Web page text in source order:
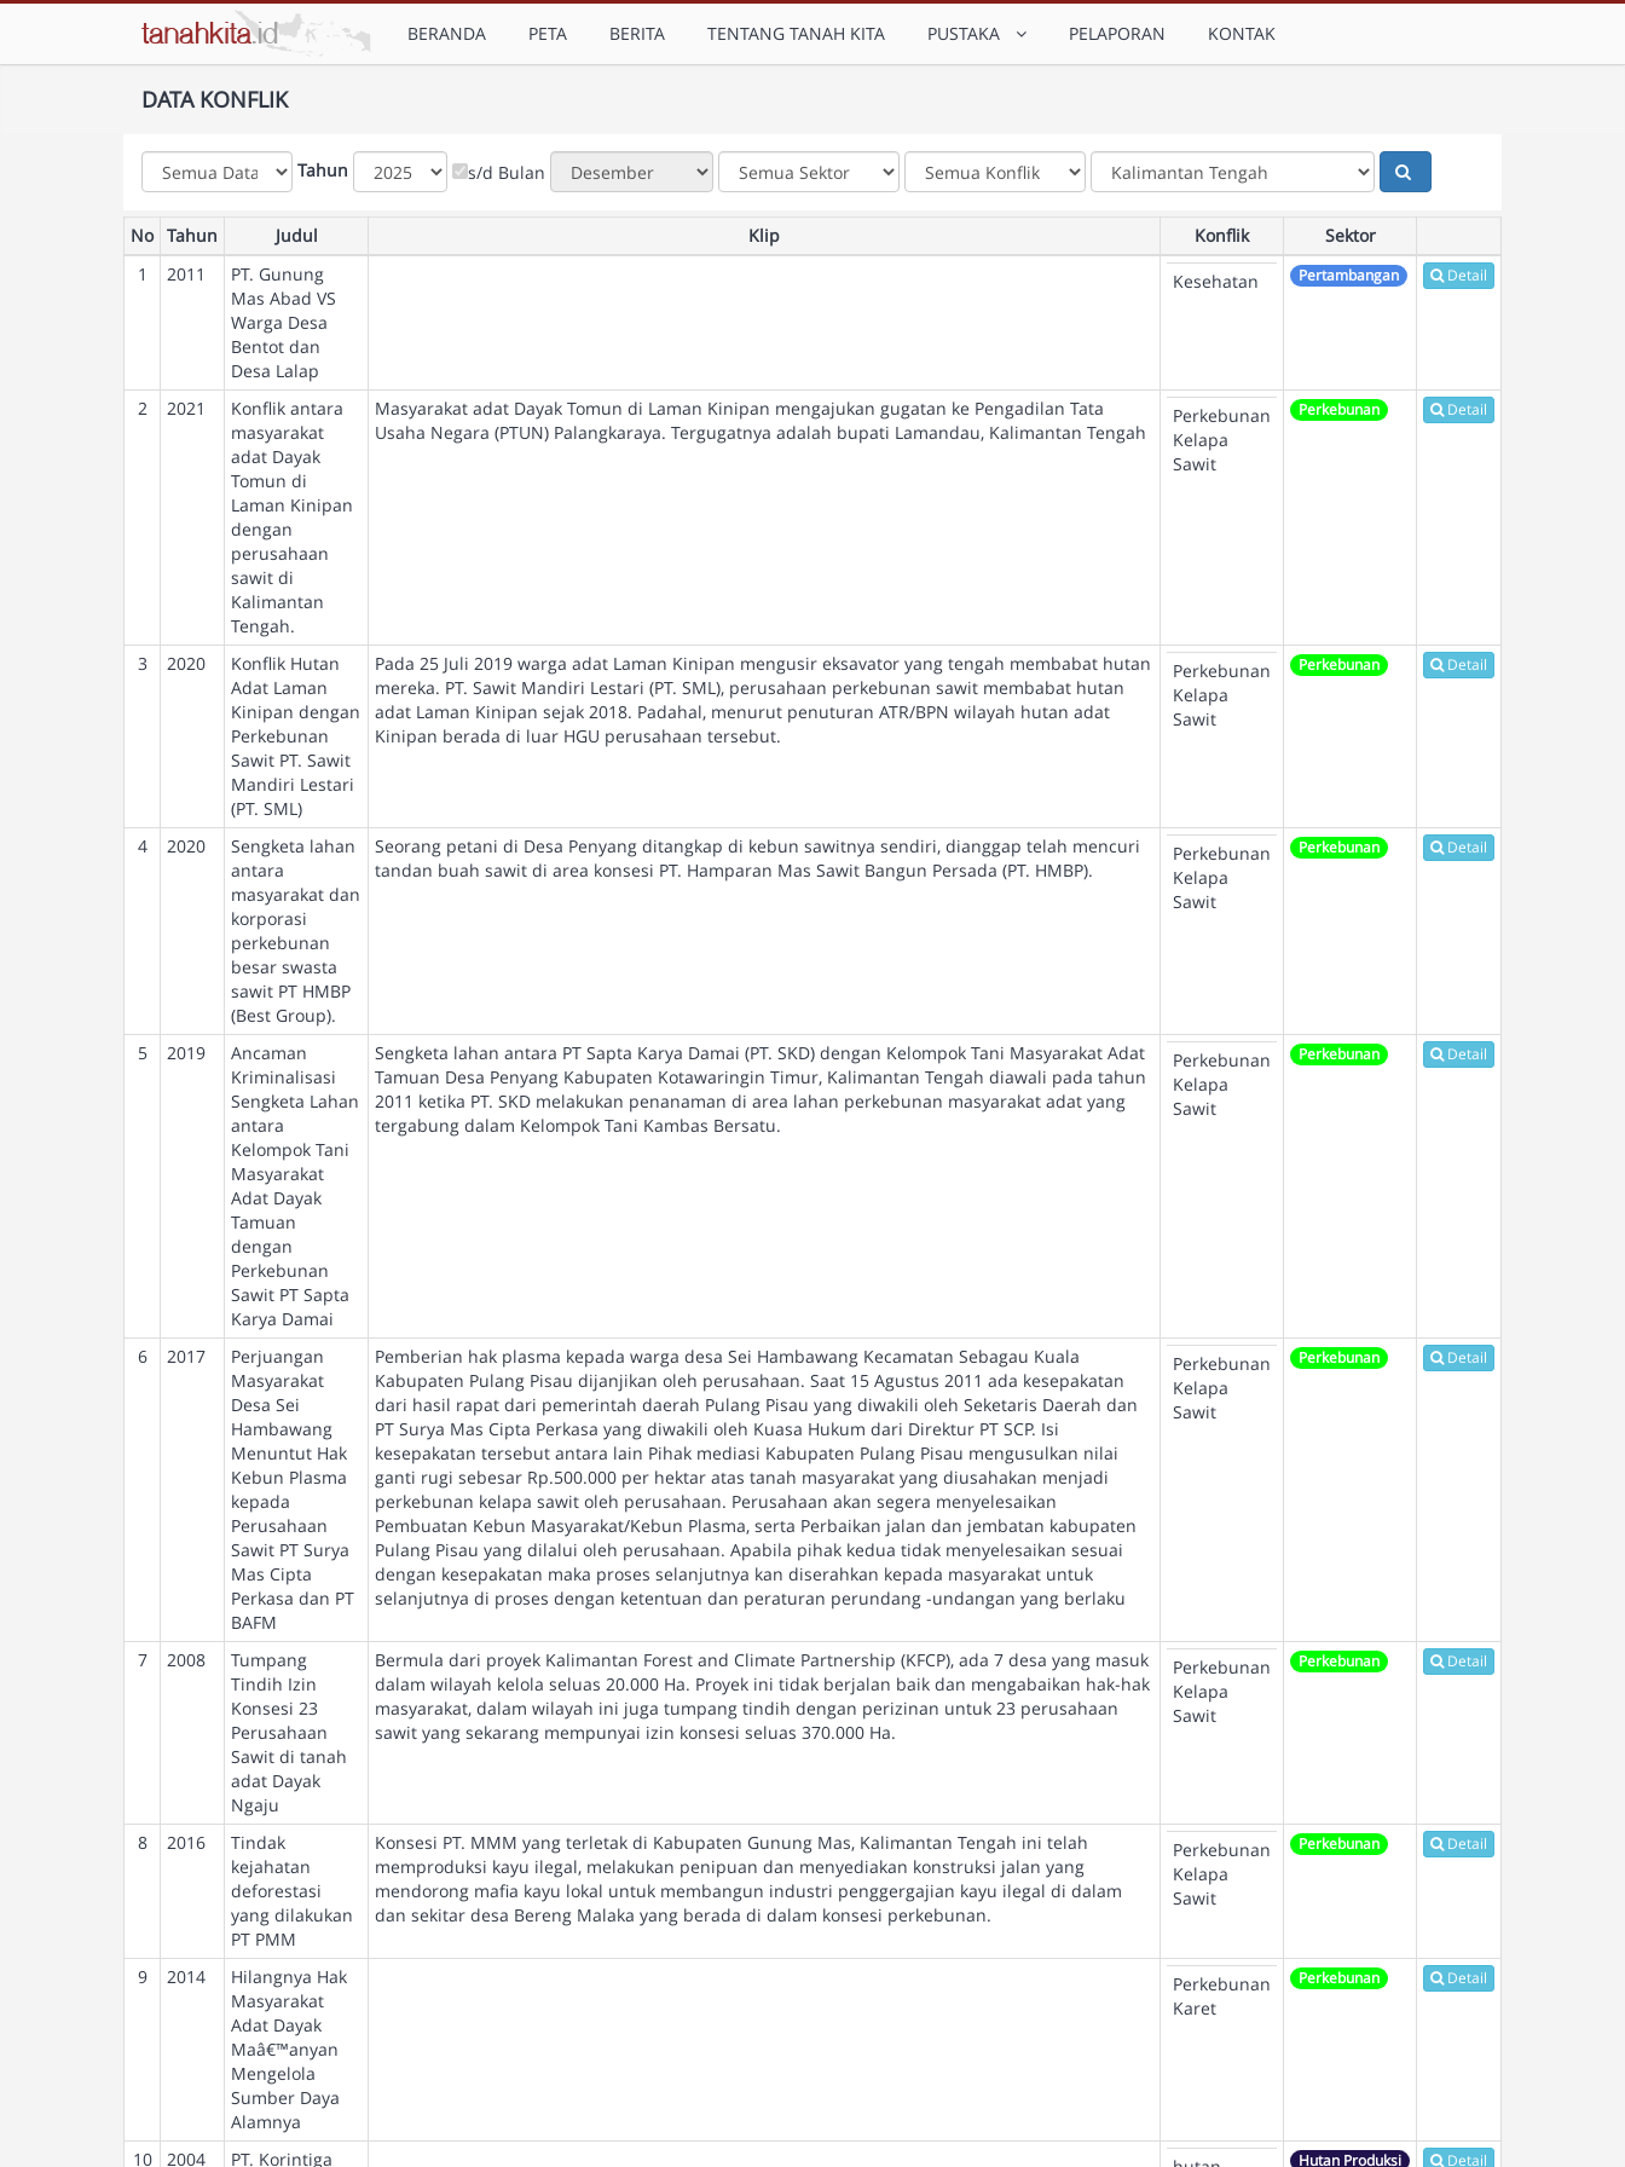
BERANDA PETA BERITA TENTANG TANAH KITA PUSTAKA PELAPORAN KONTAK
DATA KONFLIK
Tahun s/d Bulan
No Tahun Judul Klip Konflik
Sektor
1
2011
PT. Gunung
Mas Abad VS
Warga Desa
Bentot dan
Desa Lalap
Kesehatan Pertambangan Detail
2 2021
Konflik antara
masyarakat
adat Dayak
Tomun di
Laman Kinipan
dengan
perusahaan
sawit di
Kalimantan
Tengah.
Masyarakat adat Dayak Tomun di Laman Kinipan mengajukan gugatan ke Pengadilan Tata
Usaha Negara (PTUN) Palangkaraya. Tergugatnya adalah bupati Lamandau, Kalimantan Tengah
Perkebunan
Kelapa
Sawit
Perkebunan Detail
3 2020
Konflik Hutan
Adat Laman
Kinipan dengan
Perkebunan
Sawit PT. Sawit
Mandiri Lestari
(PT. SML)
Pada 25 Juli 2019 warga adat Laman Kinipan mengusir eksavator yang tengah membabat hutan
mereka. PT. Sawit Mandiri Lestari (PT. SML), perusahaan perkebunan sawit membabat hutan
adat Laman Kinipan sejak 2018. Padahal, menurut penuturan ATR/BPN wilayah hutan adat
Kinipan berada di luar HGU perusahaan tersebut.
Perkebunan
Kelapa
Sawit
Perkebunan Detail
4 2020
Sengketa lahan
antara
masyarakat dan
korporasi
perkebunan
besar swasta
sawit PT HMBP
(Best Group).
Seorang petani di Desa Penyang ditangkap di kebun sawitnya sendiri, dianggap telah mencuri
tandan buah sawit di area konsesi PT. Hamparan Mas Sawit Bangun Persada (PT. HMBP).
Perkebunan
Kelapa
Sawit
Perkebunan Detail
5 2019
Ancaman
Kriminalisasi
Sengketa Lahan
antara
Kelompok Tani
Masyarakat
Adat Dayak
Tamuan
dengan
Perkebunan
Sawit PT Sapta
Karya Damai
Sengketa lahan antara PT Sapta Karya Damai (PT. SKD) dengan Kelompok Tani Masyarakat Adat
Tamuan Desa Penyang Kabupaten Kotawaringin Timur, Kalimantan Tengah diawali pada tahun
2011 ketika PT. SKD melakukan penanaman di area lahan perkebunan masyarakat adat yang
tergabung dalam Kelompok Tani Kambas Bersatu.
Perkebunan
Kelapa
Sawit
Perkebunan Detail
6 2017
Perjuangan
Masyarakat
Desa Sei
Hambawang
Menuntut Hak
Kebun Plasma
kepada
Perusahaan
Sawit PT Surya
Mas Cipta
Perkasa dan PT
BAFM
Pemberian hak plasma kepada warga desa Sei Hambawang Kecamatan Sebagau Kuala
Kabupaten Pulang Pisau dijanjikan oleh perusahaan. Saat 15 Agustus 2011 ada kesepakatan
dari hasil rapat dari pemerintah daerah Pulang Pisau yang diwakili oleh Seketaris Daerah dan
PT Surya Mas Cipta Perkasa yang diwakili oleh Kuasa Hukum dari Direktur PT SCP. Isi
kesepakatan tersebut antara lain Pihak mediasi Kabupaten Pulang Pisau mengusulkan nilai
ganti rugi sebesar Rp.500.000 per hektar atas tanah masyarakat yang diusahakan menjadi
perkebunan kelapa sawit oleh perusahaan. Perusahaan akan segera menyelesaikan
Pembuatan Kebun Masyarakat/Kebun Plasma, serta Perbaikan jalan dan jembatan kabupaten
Pulang Pisau yang dilalui oleh perusahaan. Apabila pihak kedua tidak menyelesaikan sesuai
dengan kesepakatan maka proses selanjutnya kan diserahkan kepada masyarakat untuk
selanjutnya di proses dengan ketentuan dan peraturan perundang -undangan yang berlaku
Perkebunan
Kelapa
Sawit
Perkebunan Detail
7 2008
Tumpang
Tindih Izin
Konsesi 23
Perusahaan
Sawit di tanah
adat Dayak
Ngaju
Bermula dari proyek Kalimantan Forest and Climate Partnership (KFCP), ada 7 desa yang masuk
dalam wilayah kelola seluas 20.000 Ha. Proyek ini tidak berjalan baik dan mengabaikan hak-hak
masyarakat, dalam wilayah ini juga tumpang tindih dengan perizinan untuk 23 perusahaan
sawit yang sekarang mempunyai izin konsesi seluas 370.000 Ha.
Perkebunan
Kelapa
Sawit
Perkebunan Detail
8 2016
Tindak
kejahatan
deforestasi
yang dilakukan
PT PMM
Konsesi PT. MMM yang terletak di Kabupaten Gunung Mas, Kalimantan Tengah ini telah
memproduksi kayu ilegal, melakukan penipuan dan menyediakan konstruksi jalan yang
mendorong mafia kayu lokal untuk membangun industri penggergajian kayu ilegal di dalam
dan sekitar desa Bereng Malaka yang berada di dalam konsesi perkebunan.
Perkebunan
Kelapa
Sawit
Perkebunan Detail
9 2014
Hilangnya Hak
Masyarakat
Adat Dayak
Maâ€™anyan
Mengelola
Sumber Daya
Alamnya
Perkebunan
Karet
Perkebunan Detail
10 2004 PT. Korintiga Hutan Produksi Detail